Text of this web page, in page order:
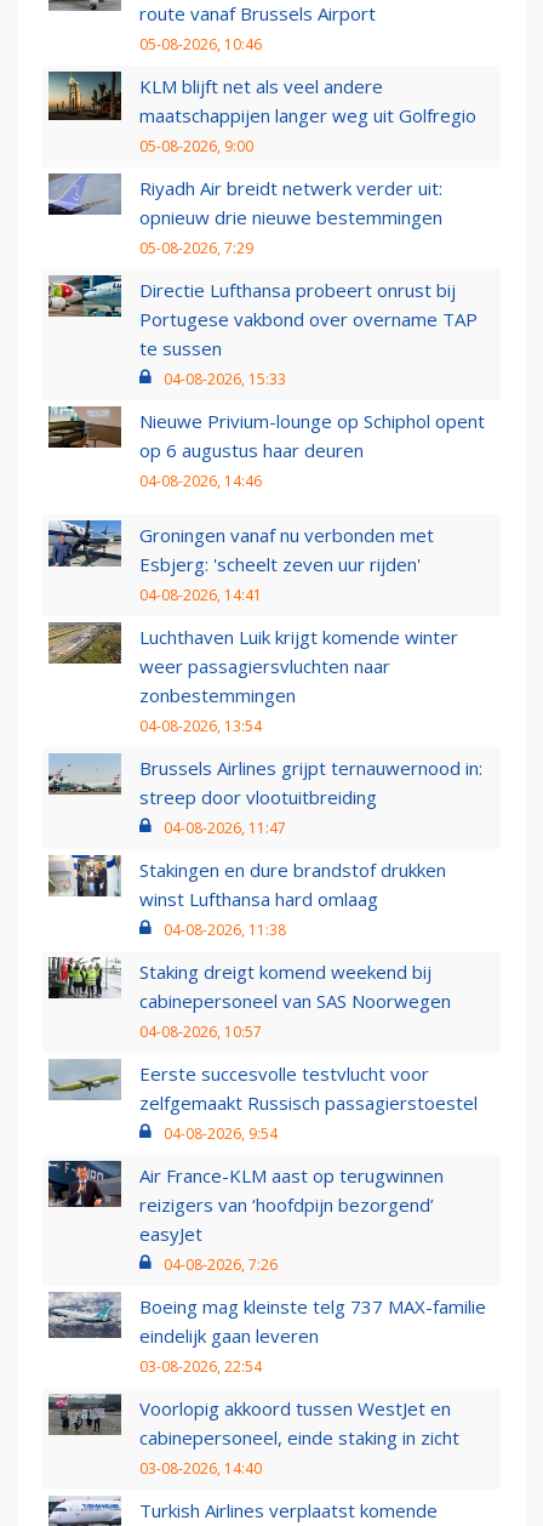
route vanaf Brussels Airport
05-08-2026, 10:46
KLM blijft net als veel andere
maatschappijen langer weg uit Golfregio
05-08-2026, 9:00
Riyadh Air breidt netwerk verder uit:
opnieuw drie nieuwe bestemmingen
05-08-2026, 7:29
Directie Lufthansa probeert onrust bij
Portugese vakbond over overname TAP
te sussen
04-08-2026, 15:33
Nieuwe Privium-lounge op Schiphol opent
op 6 augustus haar deuren
04-08-2026, 14:46
Groningen vanaf nu verbonden met
Esbjerg: 'scheelt zeven uur rijden'
04-08-2026, 14:41
Luchthaven Luik krijgt komende winter
weer passagiersvluchten naar
zonbestemmingen
04-08-2026, 13:54
Brussels Airlines grijpt ternauwernood in:
streep door vlootuitbreiding
04-08-2026, 11:47
Stakingen en dure brandstof drukken
winst Lufthansa hard omlaag
04-08-2026, 11:38
Staking dreigt komend weekend bij
cabinepersoneel van SAS Noorwegen
04-08-2026, 10:57
Eerste succesvolle testvlucht voor
zelfgemaakt Russisch passagierstoestel
04-08-2026, 9:54
Air France-KLM aast op terugwinnen
reizigers van ‘hoofdpijn bezorgend’
easyJet
04-08-2026, 7:26
Boeing mag kleinste telg 737 MAX-familie
eindelijk gaan leveren
03-08-2026, 22:54
Voorlopig akkoord tussen WestJet en
cabinepersoneel, einde staking in zicht
03-08-2026, 14:40
Turkish Airlines verplaatst komende